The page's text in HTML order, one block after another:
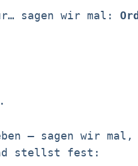
sagen wir mal:
– sagen wir mal,
stellst fest: